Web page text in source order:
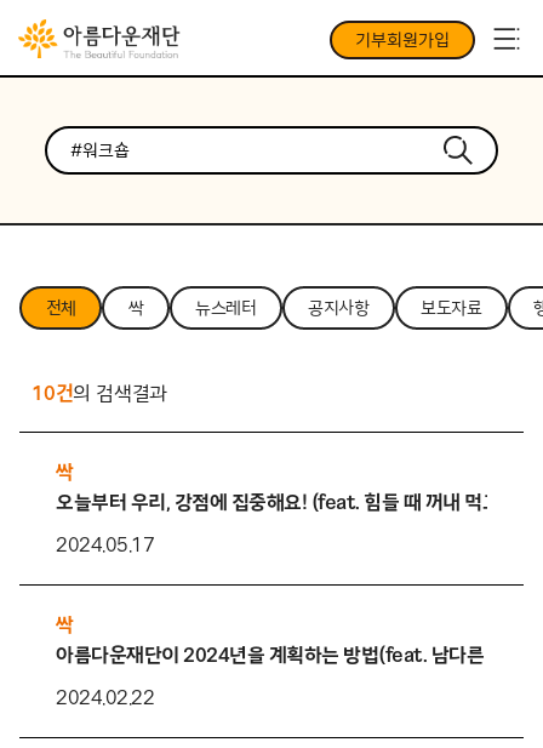
기부회원가입
전체 싹 뉴스레터 공지사항 보도자료
10건의 검색결과
싹
오늘부터 우리, 강점에 집중해요! (feat. 힘들 때 꺼내 먹고 싶
2024.05.17
싹
아름다운재단이 2024년을 계획하는 방법(feat. 남다른 사업
2024.02.22